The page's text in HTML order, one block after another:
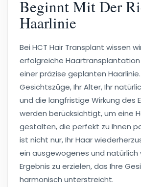
Beginnt Mit Der
Haarlinie
Bei HCT Hair Transplant wissen
erfolgreiche
einer präzise geplanten
Gesichtszüge, Ihr Alter, Ihr
und die langfristige Wirkung des
werden berücksichtigt, um eine
gestalten, die perfekt zu Ihnen
ist nicht nur, Ihr Haar
ein ausgewogenes und natürlich
Ergebnis zu erzielen, das Ihre
harmonisch unterstreicht.